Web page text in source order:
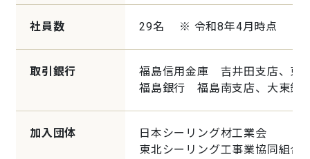
社員数 29名 ※ 令和8年4月時点
取引銀行
福島信用金庫 吉井田支店、東
福島銀行 福島南支店、大東銀
加入団体
日本シーリング材工業会
東北シーリング工事業協同組合